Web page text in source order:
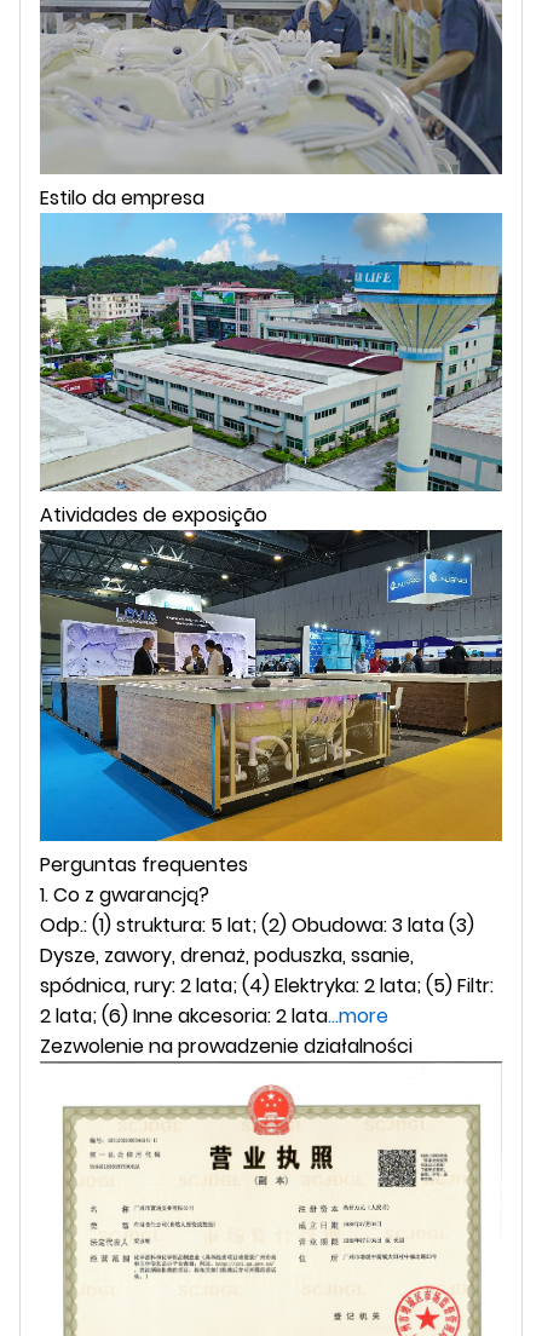
Estilo da empresa
Atividades de exposição
Perguntas frequentes
1. Co z gwarancją?
Odp.: (1) struktura: 5 lat; (2) Obudowa: 3 lata (3)
Dysze, zawory, drenaż, poduszka, ssanie,
spódnica, rury: 2 lata; (4) Elektryka: 2 lata; (5) Filtr:
2 lata; (6) Inne akcesoria: 2 lata...more
Zezwolenie na prowadzenie działalności